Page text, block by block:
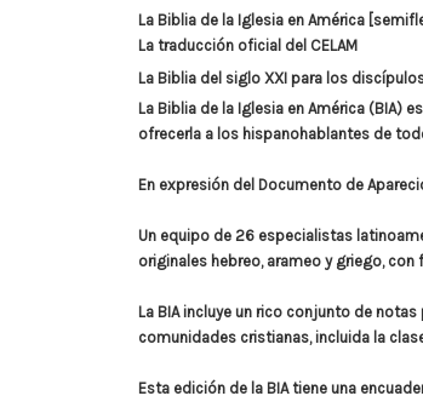
La Biblia de la Iglesia en América
La traducción oficial del CELAM
La Biblia del siglo XXI para los
La Biblia de la Iglesia en América (BIA)
ofrecerla a los hispanohablantes de
En expresión del Documento de
Un equipo de 26 especialistas
originales hebreo, arameo y griego,
La BIA incluye un rico conjunto de
comunidades cristianas, incluida la
Esta edición de la BIA tiene una